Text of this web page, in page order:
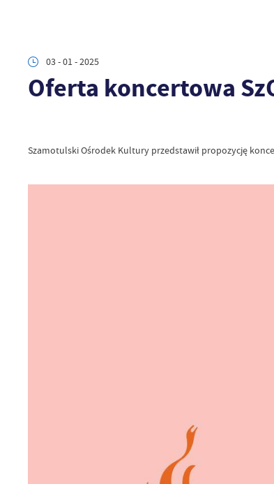
03 - 01 - 2025
Oferta koncertowa
Szamotulski Ośrodek Kultury przedstawił propozycję